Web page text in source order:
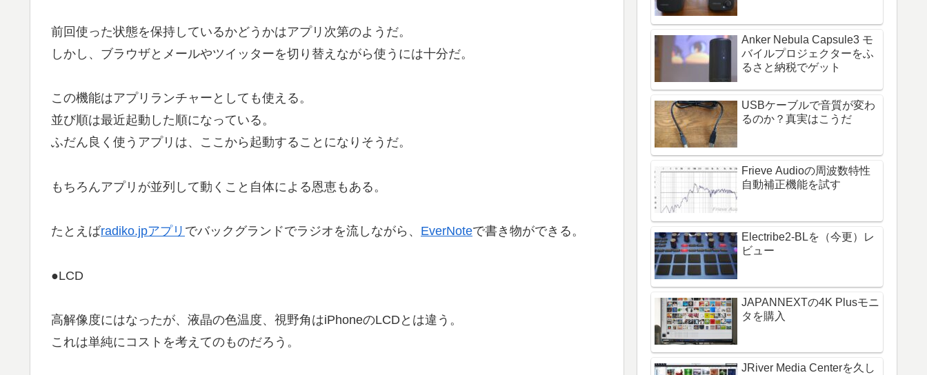
前回使った状態を保持しているかどうかはアプリ次第のようだ。
しかし、ブラウザとメールやツイッターを切り替えながら使うには十分だ。
この機能はアプリランチャーとしても使える。
並び順は最近起動した順になっている。
ふだん良く使うアプリは、ここから起動することになりそうだ。
もちろんアプリが並列して動くこと自体による恩恵もある。
たとえばradiko.jpアプリ でバックグランドでラジオを流しながら、 EverNoteで書き物ができる。
●LCD
高解像度にはなったが、液晶の色温度、視野角はiPhoneのLCDとは違う。
これは単純にコストを考えてのものだろう。
Anker Nebula Capsule3 モ
バイルプロジェクターをふ
るさと納税でゲット
USBケーブルで音質が変わ
るのか？真実はこうだ
Frieve Audioの周波数特性
自動補正機能を試す
Electribe2-BLを（今更）レ
ビュー
JAPANNEXTの4K Plusモニ
タを購入
JRiver Media Centerを久し